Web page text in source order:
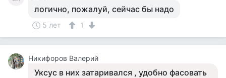
логично, пожалуй, сейчас бы надо
5 лет 1
Никифоров Валерий
Уксус в них затаривался , удобно фасовать